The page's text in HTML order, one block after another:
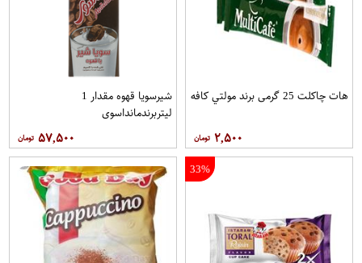
هات چاکلت 25 گرمی برند مولتي کافه
۲,۵۰۰
شیرسویا قهوه مقدار 1
لیتربرندمانداسوی
۵۷,۵۰۰
33%